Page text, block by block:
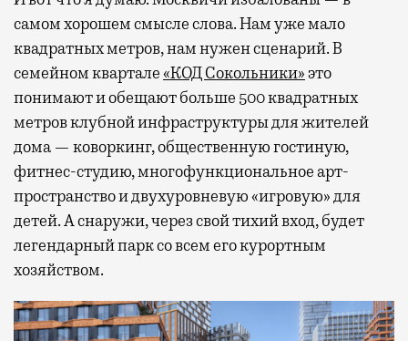
самом хорошем смысле слова. Нам уже мало
квадратных метров, нам нужен сценарий. В
семейном квартале«КОД Сокольники»это
понимают и обещают больше 500 квадратных
метров клубной инфраструктуры для жителей
дома — коворкинг, общественную гостиную,
фитнес-студию, многофункциональное арт-
пространство и двухуровневую «игровую» для
детей. А снаружи, через свой тихий вход, будет
легендарный парк со всем его курортным
хозяйством.